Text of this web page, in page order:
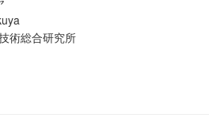
術総合研究所